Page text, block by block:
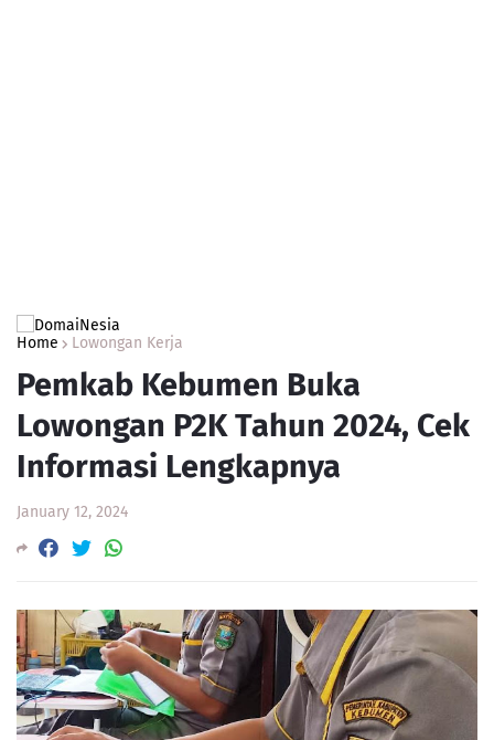
Home Lowongan Kerja
Pemkab Kebumen Buka
Lowongan P2K Tahun 2024, Cek
Informasi Lengkapnya
January 12, 2024